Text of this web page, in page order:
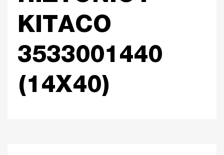
KITACO
3533001440
(14X40)